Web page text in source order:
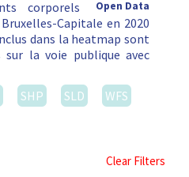
Open Data
corporels
Capitale en 2020
dans la heatmap sont
sur la voie publique avec
SHP SLD
WFS
Clear Filters